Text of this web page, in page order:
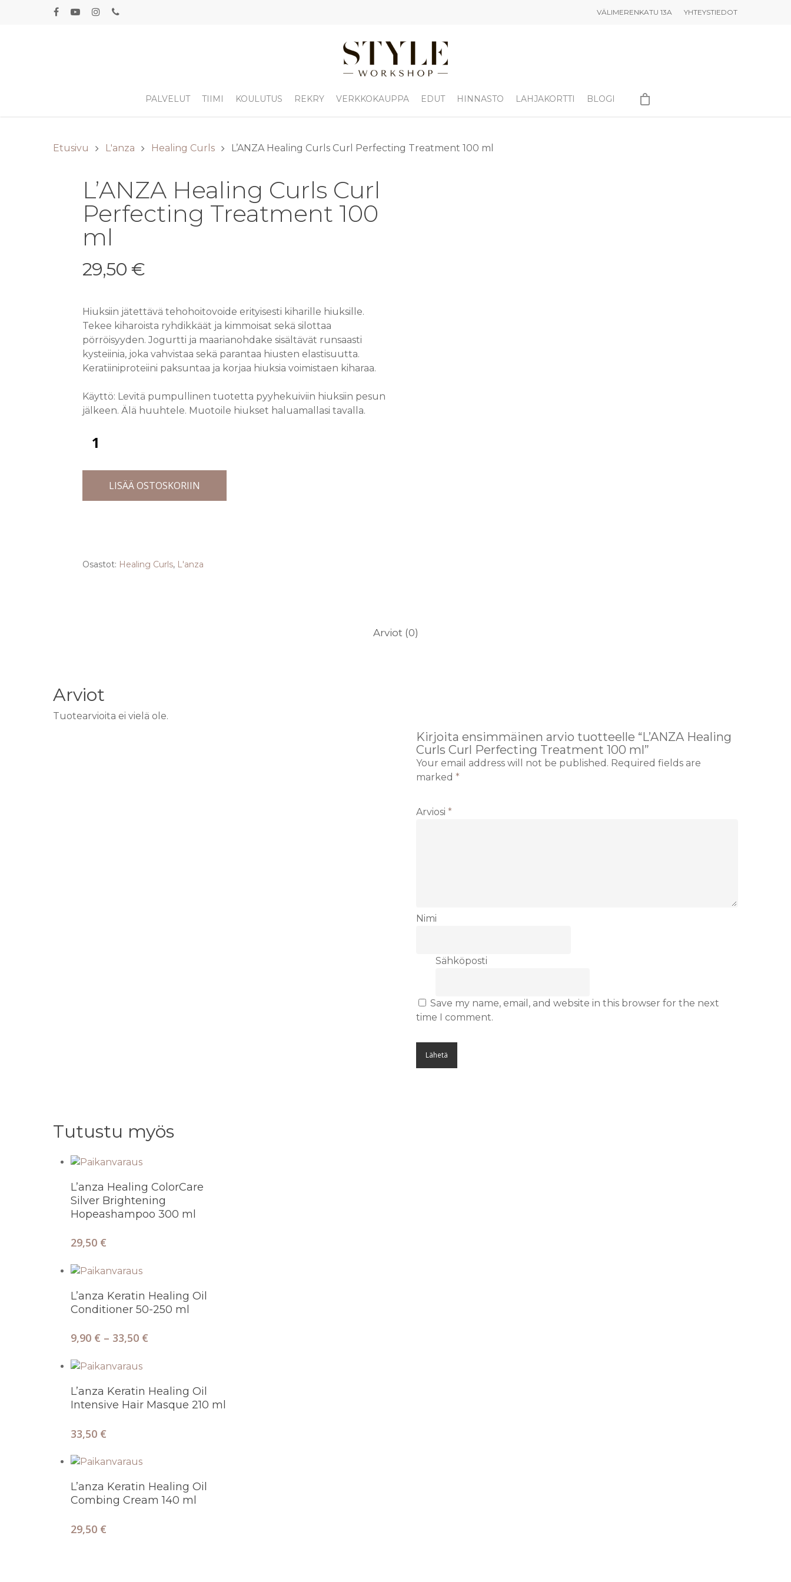
VÄLIMERENKATU 13A YHTEYSTIEDOT
PALVELUT TIIMI KOULUTUS REKRY VERKKOKAUPPA EDUT HINNASTO LAHJAKORTTI BLOGI
Etusivu L'anza Healing Curls L’ANZA Healing Curls Curl Perfecting Treatment 100 ml
L’ANZA Healing Curls Curl
Perfecting Treatment 100
ml
29,50 €
Hiuksiin jätettävä tehohoitovoide erityisesti kiharille hiuksille.
Tekee kiharoista ryhdikkäät ja kimmoisat sekä silottaa
pörröisyyden. Jogurtti ja maarianohdake sisältävät runsaasti
kysteiinia, joka vahvistaa sekä parantaa hiusten elastisuutta.
Keratiiniproteiini paksuntaa ja korjaa hiuksia voimistaen kiharaa.
Käyttö: Levitä pumpullinen tuotetta pyyhekuiviin hiuksiin pesun
jälkeen. Älä huuhtele. Muotoile hiukset haluamallasi tavalla.
LISÄÄ OSTOSKORIIN
Osastot: Healing Curls, L'anza
Arviot (0)
Arviot
Tuotearvioita ei vielä ole.
Kirjoita ensimmäinen arvio tuotteelle “L’ANZA Healing
Curls Curl Perfecting Treatment 100 ml”
Your email address will not be published. Required fields are
marked *
Arviosi *
Nimi
Sähköposti
Save my name, email, and website in this browser for the next
time I comment.
Tutustu myös
Lisää Ostoskoriin
L’anza Healing ColorCare
Silver Brightening
Hopeashampoo 300 ml
29,50 €
Valitse Vaihtoehdoista
L’anza Keratin Healing Oil
Conditioner 50-250 ml
9,90 € – 33,50 €
Lisää Ostoskoriin
L’anza Keratin Healing Oil
Intensive Hair Masque 210 ml
33,50 €
Lisää Ostoskoriin
L’anza Keratin Healing Oil
Combing Cream 140 ml
29,50 €